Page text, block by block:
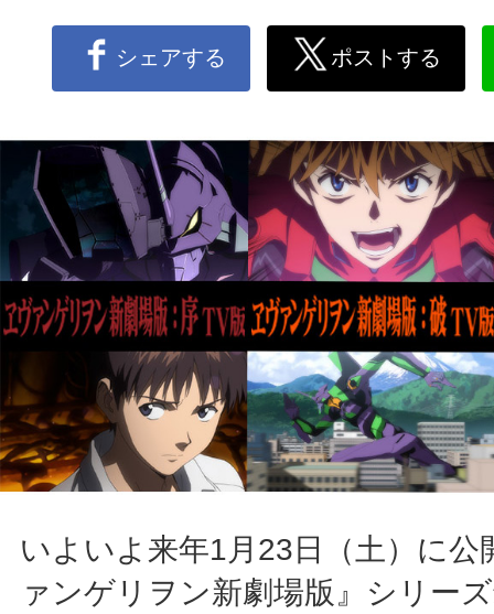
シェアする ポストする
いよいよ来年1月23日（土）に公
ァンゲリヲン新劇場版』シリー